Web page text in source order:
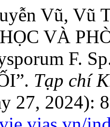
Vũ, Vũ
VÀ
F.
Tạp chí
27, 2024):